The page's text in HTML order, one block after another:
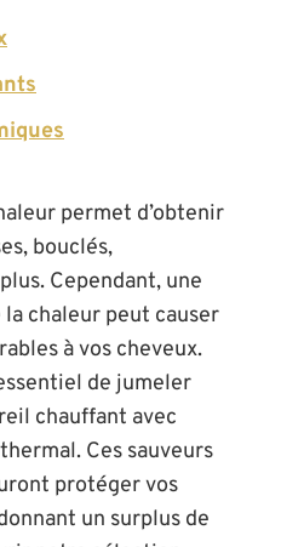
permet d’obtenir
bouclés,
Cependant, une
chaleur peut causer
à vos cheveux.
de jumeler
chauffant avec
Ces sauveurs
protéger vos
un surplus de